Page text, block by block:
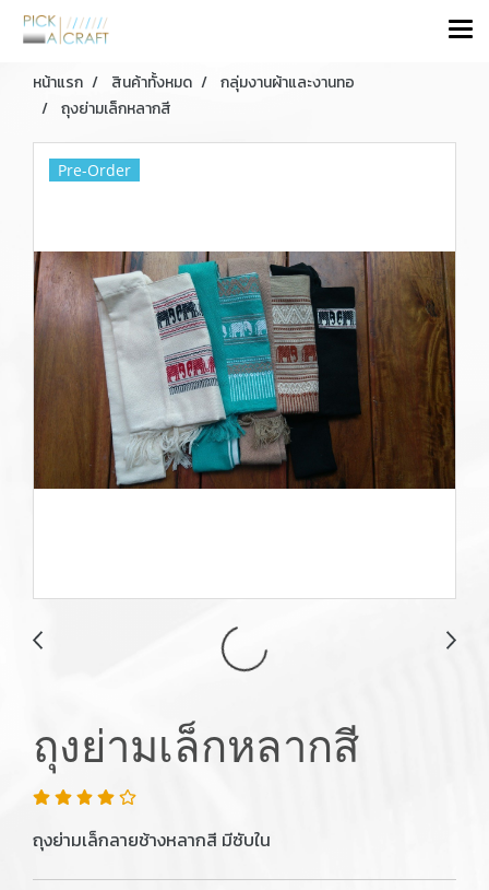
หน้าแรก สินค้าทั้งหมด
กลุ่มงานผ้าและงานทอ
ถุงย่ามเล็กหลากสี
Pre-Order
ถุงย่ามเล็กหลากสี
ถุงย่ามเล็กลายช้างหลากสี มีซับใน